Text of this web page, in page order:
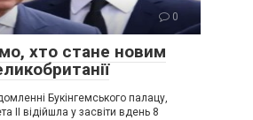
0
хто стане новим
Букінгемського палацу,
ІІ відійшла у засвіти вдень 8